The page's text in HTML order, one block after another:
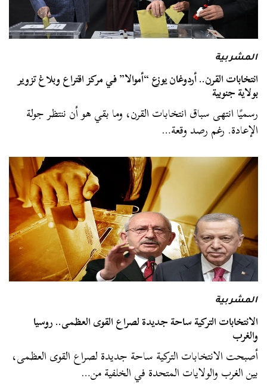
المشربية
انتخابات القرن.. أردوغان يوزع “أموالا” في مركز اقتراع وبلاغ تزوير
بولاية جنوبية
رسميًا انتهى سباق انتخابات القرن، وما بقي هو أن ننتظر جولة
الإعادة. رغم رصد وقعة…
المشربية
الانتخابات التركية ساحة جديدة لصراع القوى العظمى.. روسيا
والغرب
أصبحت الانتخابات التركية ساحة جديدة لصراع القوى العظمى،
بين الغرب والولايات المتحدة في الخلفية من…